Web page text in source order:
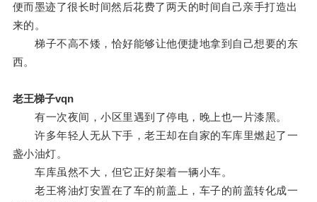
便而墨迹了很长时间然后花费了两天的时间自己亲手打造出
来的。
梯子不高不矮，恰好能够让他便捷地拿到自己想要的东
西。
老王梯子vqn
有一次夜间，小区里遇到了停电，晚上也一片漆黑。
许多年轻人无从下手，老王却在自家的车库里燃起了一
盏小油灯。
车库虽然不大，但它正好架着一辆小车。
老王将油灯安置在了车的前盖上，车子的前盖转化成一